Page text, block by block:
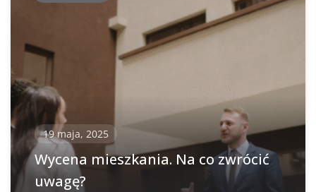
19 maja, 2025
Wycena mieszkania. Na co zwrócić
uwagę?